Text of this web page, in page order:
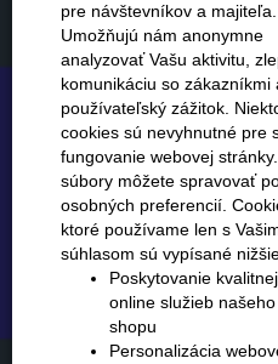
pre návštevníkov a majiteľa.
Umožňujú nám anonymne
analyzovať Vašu aktivitu,
komunikáciu so zákazníkmi
používateľský zážitok.
cookies sú nevyhnutné pre
fungovanie webovej
súbory môžete spravovať
osobných preferencií.
ktoré používame len s
súhlasom sú vypísané
Poskytovanie
online služieb našeho
shopu
Personalizácia